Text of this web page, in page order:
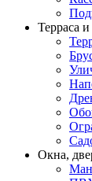
Терраса
Окна,